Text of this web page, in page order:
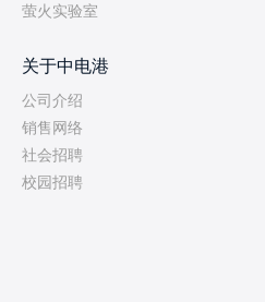
萤火实验室
关于中电港
公司介绍
销售网络
社会招聘
校园招聘